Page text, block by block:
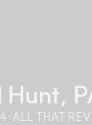
·ALL THAT